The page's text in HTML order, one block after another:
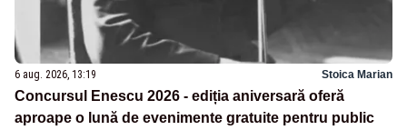
6 aug. 2026, 13:19 Stoica Marian
Concursul Enescu 2026 - ediția aniversară oferă
aproape o lună de evenimente gratuite pentru public